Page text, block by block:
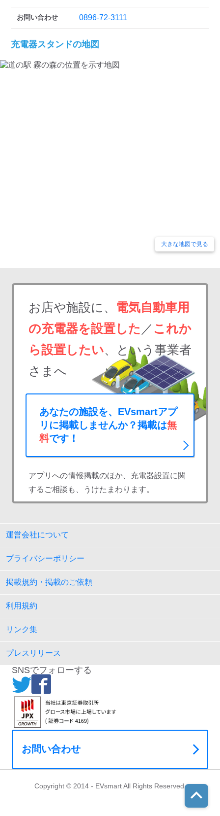
お問い合わせ 0896-72-3111
充電器スタンドの地図
大きな地図で見る
お店や施設に、 電気自動車用
の充電器を設置した ／ これか
ら設置したい、という事業者
さまへ
あなたの施設を、EVsmartアプ
リに掲載しませんか？掲載は無
料です！
アプリへの情報掲載のほか、充電器設置に関
するご相談も、うけたまわります。
運営会社について
プライバシーポリシー
掲載規約・掲載のご依頼
利用規約
リンク集
プレスリリース
SNSでフォローする
お問い合わせ
Copyright © 2014 - EVsmart All Rights Reserved.